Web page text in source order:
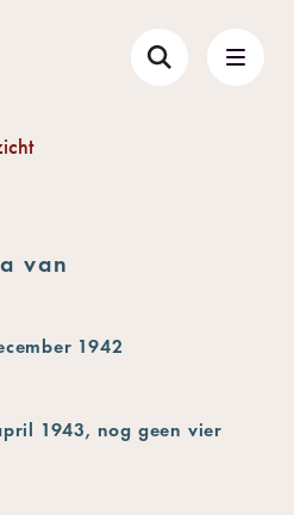
van
1942
1943, nog geen vier